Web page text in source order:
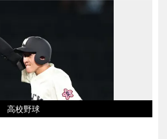
高校野球